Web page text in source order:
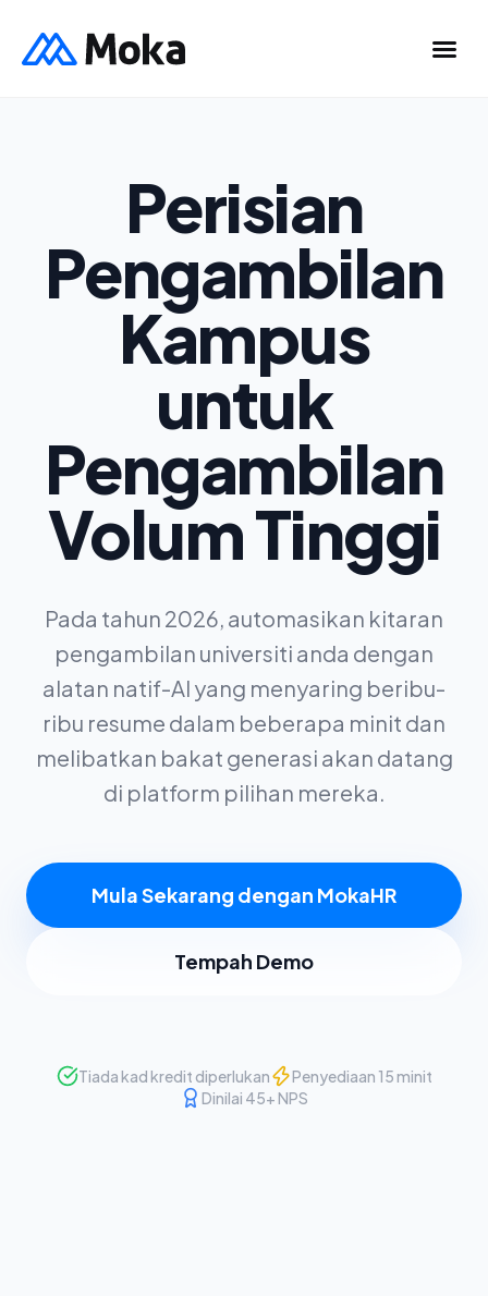
Perisian
Pengambilan
Kampus
untuk
Pengambilan
Volum Tinggi
Pada tahun 2026, automasikan kitaran
pengambilan universiti anda dengan
alatan natif-AI yang menyaring beribu-
ribu resume dalam beberapa minit dan
melibatkan bakat generasi akan datang
di platform pilihan mereka.
Mula Sekarang dengan MokaHR
Tempah Demo
Tiada kad kredit diperlukan
Penyediaan 15 minit
Dinilai 45+ NPS